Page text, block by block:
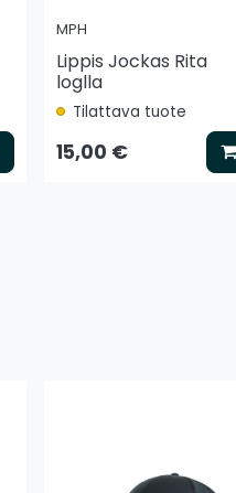
Valitse vaihtoehto
MPH
Lippis Jockas Rita
loglla
Tilattava tuote
15,00 €